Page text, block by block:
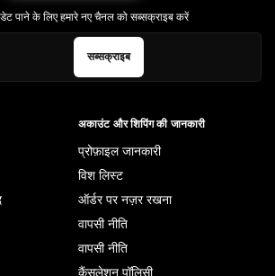
अकाउंट और शिपिंग की जानकारी
प्रोफ़ाइल जानकारी
विश लिस्ट
ऑर्डर पर नज़र रखना
वापसी नीति
वापसी नीति
कैंसलेशन पॉलिसी
पाने के लिए हमारे नए चैनल को सब्सक्राइब करें
सब्सक्राइब